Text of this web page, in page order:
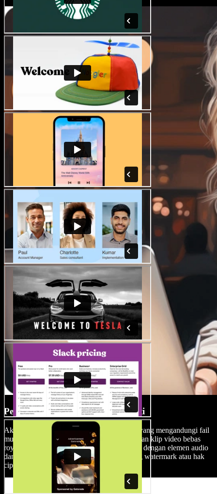
Perpustakaan Media Bebas Royalti
Akses perpustakaan besar Speechify Studio yang mengandungi fail
muzik berkualiti tinggi, efek bunyi, gambar dan klip video bebas
royalti, memastikan produksi anda disertakan dengan elemen audio
dan visual yang sempurna tanpa risau tentang watermark atau hak
cipta.